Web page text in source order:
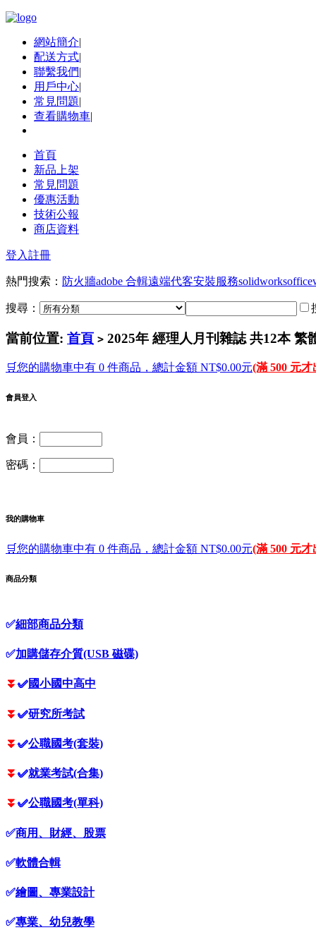
網站簡介|
配送方式|
聯繫我們|
用戶中心|
常見問題|
查看購物車|
首頁
新品上架
常見問題
優惠活動
技術公報
商店資料
登入註冊
熱門搜索： 防火牆adobe 合輯遠端代客安裝服務solidworksoffice
搜尋：
當前位置: 首頁 > 2025年 經理人月刊雜誌 共12本 繁
🛒您的購物車中有 0 件商品，總計金額 NT$0.00元(滿 500 元才
會員登入
會員：
密碼：
我的購物車
🛒您的購物車中有 0 件商品，總計金額 NT$0.00元(滿 500 元才
商品分類
✅細部商品分類
✅加購儲存介質(USB 磁碟)
⏬ ✅國小國中高中
⏬ ✅研究所考試
⏬ ✅公職國考(套裝)
⏬ ✅就業考試(合集)
⏬ ✅公職國考(單科)
✅商用、財經、股票
✅軟體合輯
✅繪圖、專業設計
✅專業、幼兒教學